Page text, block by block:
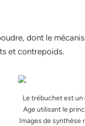
dont le
et contrepoids.
Le trébuchet est un
Age utilisant le
Images de synthèse